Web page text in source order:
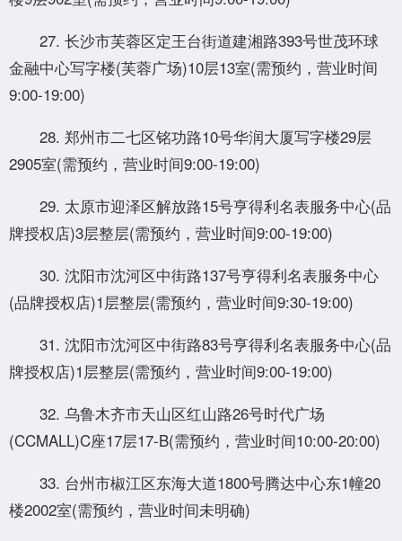
27. 长沙市芙蓉区定王台街道建湘路393号世茂环球
金融中心写字楼(芙蓉广场)10层13室(需预约，营业时间
9:00-19:00)
28. 郑州市二七区铭功路10号华润大厦写字楼29层
2905室(需预约，营业时间9:00-19:00)
29. 太原市迎泽区解放路15号亨得利名表服务中心(品
牌授权店)3层整层(需预约，营业时间9:00-19:00)
30. 沈阳市沈河区中街路137号亨得利名表服务中心
(品牌授权店)1层整层(需预约，营业时间9:30-19:00)
31. 沈阳市沈河区中街路83号亨得利名表服务中心(品
牌授权店)1层整层(需预约，营业时间9:00-19:00)
32. 乌鲁木齐市天山区红山路26号时代广场
(CCMALL)C座17层17-B(需预约，营业时间10:00-20:00)
33. 台州市椒江区东海大道1800号腾达中心东1幢20
楼2002室(需预约，营业时间未明确)